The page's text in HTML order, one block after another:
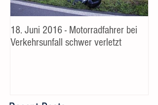
18. Juni 2016 - Motorradfahrer bei
Verkehrsunfall schwer verletzt